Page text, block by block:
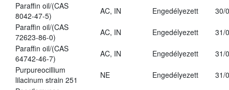
Paraffin oil/(CAS
8042-47-5)
AC, IN Engedélyezett
30/
Paraffin oil/(CAS
72623-86-0)
AC, IN Engedélyezett
31/
Paraffin oil/(CAS
64742-46-7)
AC, IN Engedélyezett
31/
Purpureocillium
lilacinum strain 251
NE Engedélyezett
31/